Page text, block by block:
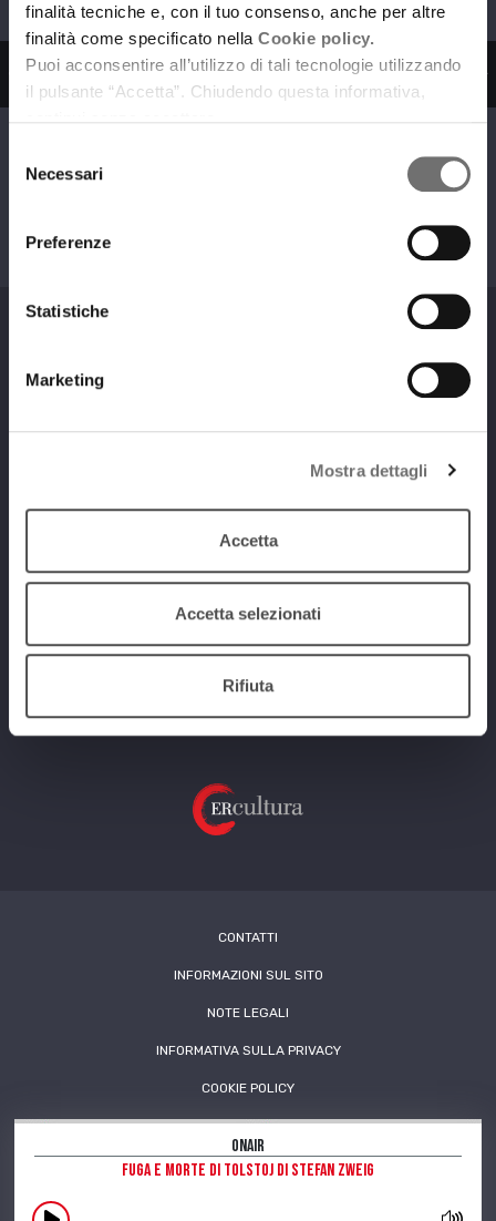
finalità tecniche e, con il tuo consenso, anche per altre
finalità come specificato nella Cookie policy.
Puoi acconsentire all’utilizzo di tali tecnologie utilizzando
il pulsante “Accetta”. Chiudendo questa informativa,
delNecessari
Preferenze
Statistiche
Marketing
Mostra dettagli
Accetta
Accetta selezionati
Rifiuta
OnAir
Fuga e morte di Tolstoj di Stefan Zweig
Ascolta il servizio
I dischi della
Ascolta il
Vite da Collezione
Num. Lic. SIAE 473/I/06-600
Programmi
Streaming
Playlist
PODCAST
Chi siamo
CONTATTI
INFORMAZIONI SUL SITO
NOTE LEGALI
INFORMATIVA SULLA PRIVACY
COOKIE POLICY